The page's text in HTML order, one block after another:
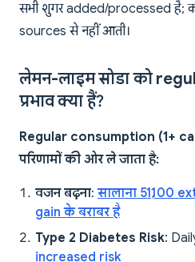
सभी शुगर added/processed है;
sources से नहीं आती।
लेमन-लाइम सोडा को
प्रभाव क्या हैं?
Regular consumption (1+
परिणामों की ओर ले जाता है:
वजन बढ़ना: सालाना 51,100
gain के बराबर है
Type 2 Diabetes Risk:
increased risk